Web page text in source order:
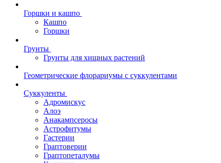
Горшки и кашпо
Кашпо
Горшки
Грунты
Грунты для хищных растений
Геометрические флорариумы с суккулентами
Суккуленты
Адромискус
Алоэ
Анакампсеросы
Астрофитумы
Гастерии
Граптоверии
Граптопеталумы